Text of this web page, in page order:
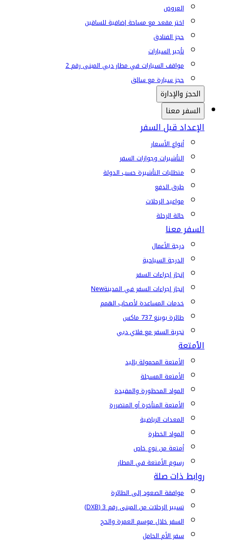
العروض
اختر مقعد مع مساحة إضافية للساقين
حجز الفنادق
تأجير السيارات
مواقف السيارات في مطار دبي المبنى رقم 2
حجز سيارة مع سائق
الحجز والإدارة
السفر معنا
الإعداد قبل السفر
أنواع الأسعار
التأشيرات وجوازات السفر
متطلبات التأشيرة حسب الدولة
طرق الدفع
مواعيد الرحلات
حالة الرحلة
السفر معنا
درجة الأعمال
الدرجة السياحية
إنجاز إجراءات السفر
إنجاز إجراءات السفر في المدينةNew
خدمات المساعدة لأصحاب الهمم
طائرة بوينغ 737 ماكس
تجربة السفر مع فلاي دبي
الأمتعة
الأمتعة المحمولة باليد
الأمتعة المسجلة
المواد المحظورة والمقيدة
الأمتعة المتأخرة أو المتضررة
المعدات الرياضية
المواد الخطرة
أمتعة من نوع خاص
رسوم الأمتعة في المطار
روابط ذات صلة
موافقة الصعود إلى الطائرة
تسيير الرحلات من المبنى رقم 3 (DXB)
السفر خلال موسم العمرة والحج
سفر الأم الحامل